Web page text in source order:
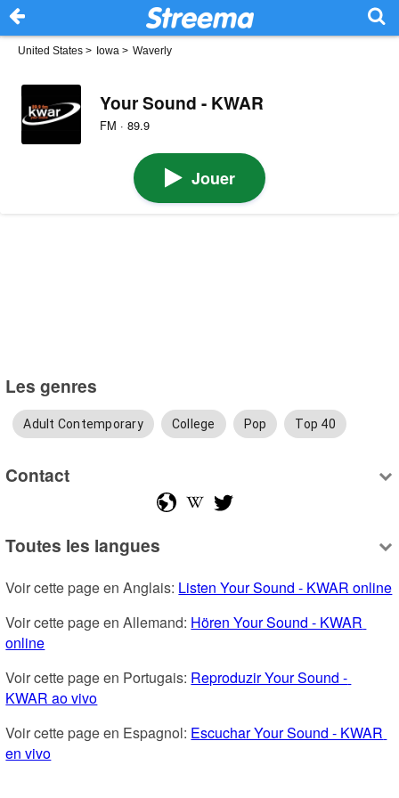
United States > Iowa > Waverly
Your Sound - KWAR
FM · 89.9
Jouer
Les genres
Adult Contemporary College Pop Top 40
Contact
Toutes les langues
Voir cette page en Anglais: Listen Your Sound - KWAR online
Voir cette page en Allemand: Hören Your Sound - KWAR
online
Voir cette page en Portugais: Reproduzir Your Sound -
KWAR ao vivo
Voir cette page en Espagnol: Escuchar Your Sound - KWAR
en vivo